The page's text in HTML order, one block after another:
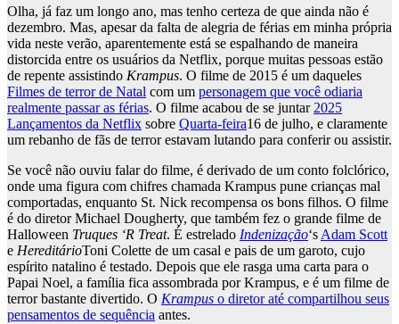
Olha, já faz um longo ano, mas tenho certeza de que ainda não é
dezembro. Mas, apesar da falta de alegria de férias em minha própria
vida neste verão, aparentemente está se espalhando de maneira
distorcida entre os usuários da Netflix, porque muitas pessoas estão
de repente assistindo Krampus. O filme de 2015 é um daqueles
Filmes de terror de Natal com um personagem que você odiaria
realmente passar as férias. O filme acabou de se juntar 2025
Lançamentos da Netflix sobre Quarta-feira16 de julho, e claramente
um rebanho de fãs de terror estavam lutando para conferir ou assistir.
Se você não ouviu falar do filme, é derivado de um conto folclórico,
onde uma figura com chifres chamada Krampus pune crianças mal
comportadas, enquanto St. Nick recompensa os bons filhos. O filme
é do diretor Michael Dougherty, que também fez o grande filme de
Halloween Truques ‘R Treat. É estrelado Indenização‘s Adam Scott
e HereditárioToni Colette de um casal e pais de um garoto, cujo
espírito natalino é testado. Depois que ele rasga uma carta para o
Papai Noel, a família fica assombrada por Krampus, e é um filme de
terror bastante divertido. O Krampus o diretor até compartilhou seus
pensamentos de sequência antes.